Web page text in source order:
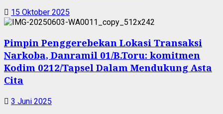
15 Oktober 2025
Pimpin Penggerebekan Lokasi Transaksi
Narkoba, Danramil 01/B.Toru: komitmen
Kodim 0212/Tapsel Dalam Mendukung Asta
Cita
3 Juni 2025